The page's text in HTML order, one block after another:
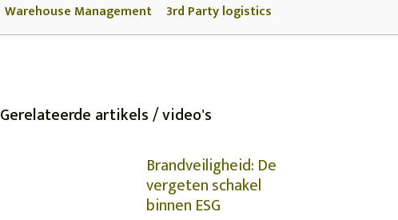
Warehouse Management 3rd Party logistics
Gerelateerde artikels / video's
Brandveiligheid: De
vergeten schakel
binnen ESG